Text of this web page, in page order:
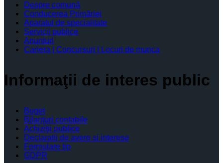
Despre comună
Conducerea Primăriei
Aparatul de specialitate
Servicii publice
Anunturi
Cariera | Concursuri | Locuri de munca
Informaţii de interes public
Buget
Bilanţuri contabile
Achiziţii publice
Declaratii de avere si interese
Formulare tip
GDPR